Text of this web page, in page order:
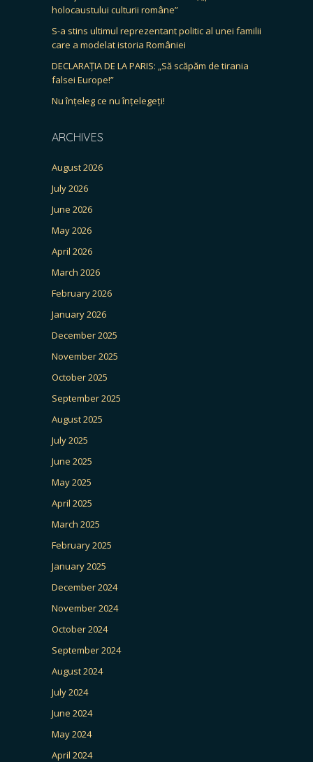
holocaustului culturii române”
S-a stins ultimul reprezentant politic al unei familii
care a modelat istoria României
DECLARAȚIA DE LA PARIS: „Să scăpăm de tirania
falsei Europe!”
Nu înțeleg ce nu înțelegeți!
ARCHIVES
August 2026
July 2026
June 2026
May 2026
April 2026
March 2026
February 2026
January 2026
December 2025
November 2025
October 2025
September 2025
August 2025
July 2025
June 2025
May 2025
April 2025
March 2025
February 2025
January 2025
December 2024
November 2024
October 2024
September 2024
August 2024
July 2024
June 2024
May 2024
April 2024